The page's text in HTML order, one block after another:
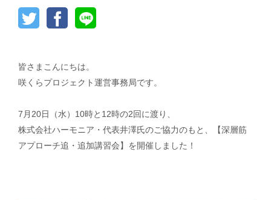
運営会社
皆さまこんにちは。
咲くらプロジェクト運営事務局です。
7月20日（水）10時と12時の2回に渡り、
株式会社ハーモニア・代表井澤氏のご協力のもと、【深層筋
アプローチ追・追加講習会】を開催しました！